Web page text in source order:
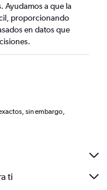
Ayudamos a que la
proporcionando
en datos que
sin embargo,
ti